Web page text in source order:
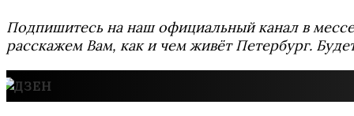
Подпишитесь на наш официальный канал в
расскажем Вам, как и чем живёт Петербург.